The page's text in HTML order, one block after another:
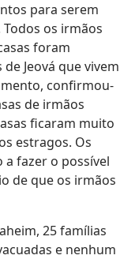
para serem
os irmãos
foram
Jeová que vivem
confirmou-
de irmãos
ficaram muito
estragos. Os
fazer o possível
de que os irmãos
25 famílias
e nenhum